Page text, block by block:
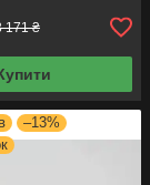
171 ₴
–13%